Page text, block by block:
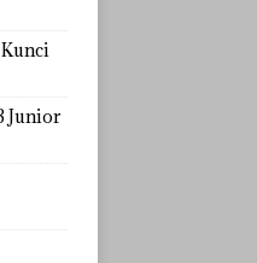
Junior